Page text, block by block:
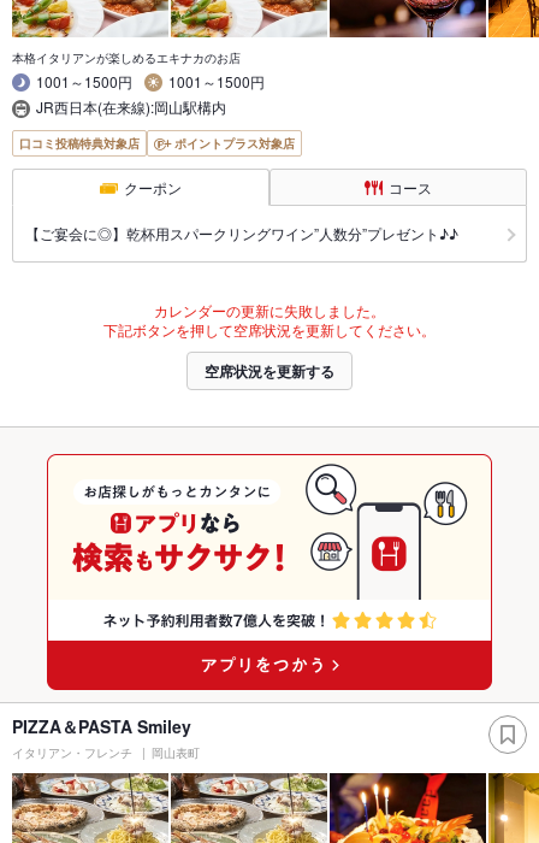
本格イタリアンが楽しめるエキナカのお店
1001～1500円
1001～1500円
JR西日本(在来線):岡山駅構内
口コミ投稿特典対象店 ポイントプラス対象店
クーポン コース
【ご宴会に◎】乾杯用スパークリングワイン”人数分”プレゼント♪♪
カレンダーの更新に失敗しました。
下記ボタンを押して空席状況を更新してください。
空席状況を更新する
PIZZA＆PASTA Smiley
イタリアン・フレンチ 岡山表町